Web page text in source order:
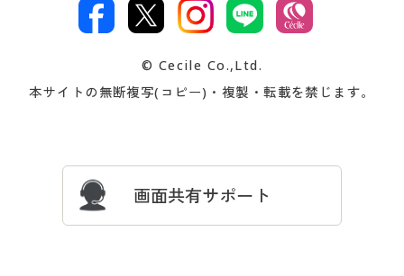
著作権・商標について 会社案内
プレゼント＆キャンペーン サイトマップ
交換・返品は お支払は
ついて
忘れの場合
© Cecile Co.,Ltd.
本サイトの無断複写(コピー)・複製・転載を禁じます。
画面共有サポート